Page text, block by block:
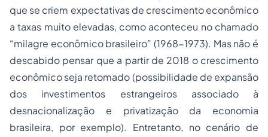
que se criem expectativas de crescimento econômico
a taxas muito elevadas, como aconteceu no chamado
“milagre econômico brasileiro” (1968-1973). Mas não é
descabido pensar que a partir de 2018 o crescimento
econômico seja retomado (possibilidade de expansão
dos investimentos estrangeiros associado à
desnacionalização e privatização da economia
brasileira, por exemplo). Entretanto, no cenário de